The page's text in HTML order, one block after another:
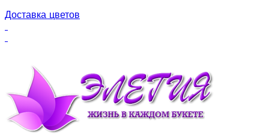
Доставка цветов